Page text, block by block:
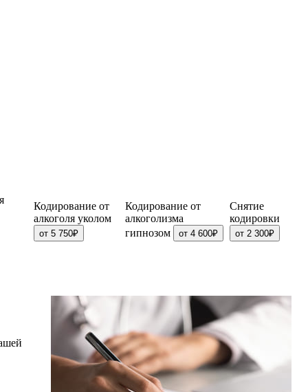
Кодирование от
алкоголя уколом
от 5 750₽
Кодирование от
алкоголизма
гипнозом
от 4 600₽
Снятие
кодировки
от 2 300₽